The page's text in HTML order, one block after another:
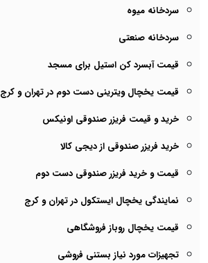
سردخانه میوه
سردخانه صنعتی
قیمت آبسرد کن استیل برای مسجد
قیمت یخچال ویترینی دست دوم در تهران و کرج
خرید و قیمت فریزر صندوقی اونیکس
خرید فریزر صندوقی از دیجی کالا
قیمت و خرید فریزر صندوقی دست دوم
نمایندگی یخچال ایستکول در تهران و کرج
قیمت یخچال روباز فروشگاهی
تجهیزات مورد نیاز بستنی فروشی